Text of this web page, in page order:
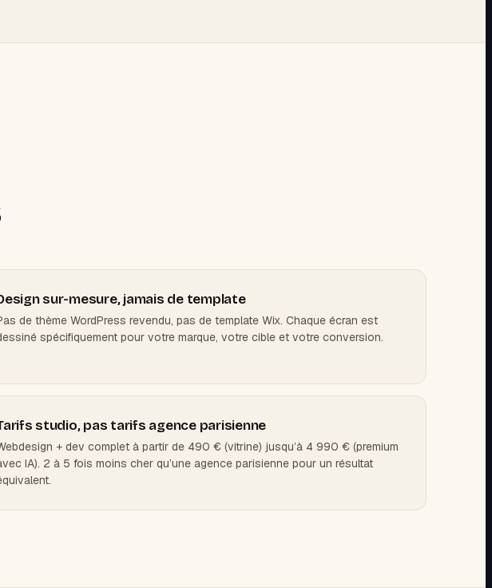
sur-mesure, jamais de template
de thème WordPress revendu, pas de template Wix. Chaque écran est
spécifiquement pour votre marque, votre cible et votre conversion.
studio, pas tarifs agence parisienne
+ dev complet à partir de 490 € (vitrine) jusqu’à 4 990 € (premium
IA). 2 à 5 fois moins cher qu’une agence parisienne pour un résultat